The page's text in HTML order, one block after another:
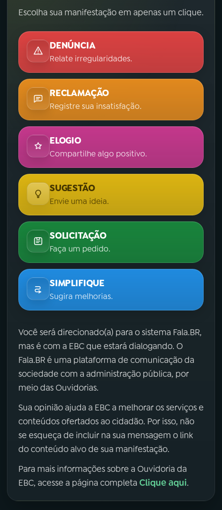
Escolha sua manifestação em apenas um clique.
DENÚNCIA
Relate irregularidades.
RECLAMAÇÃO
Registre sua insatisfação.
ELOGIO
Compartilhe algo positivo.
SUGESTÃO
Envie uma ideia.
SOLICITAÇÃO
Faça um pedido.
SIMPLIFIQUE
Sugira melhorias.
Você será direcionado(a) para o sistema Fala.BR,
mas é com a EBC que estará dialogando. O
Fala.BR é uma plataforma de comunicação da
sociedade com a administração pública, por
meio das Ouvidorias.
Sua opinião ajuda a EBC a melhorar os serviços e
conteúdos ofertados ao cidadão. Por isso, não
se esqueça de incluir na sua mensagem o link
do conteúdo alvo de sua manifestação.
Para mais informações sobre a Ouvidoria da
EBC, acesse a página completa Clique aqui.